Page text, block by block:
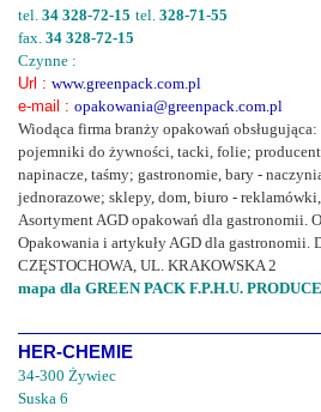
tel. 34 328-72-15 tel. 328-71-55
fax. 34 328-72-15
Czynne :
Url : www.greenpack.com.pl
e-mail : opakowania@greenpack.com.pl
Wiodąca firma branży opakowań
pojemniki do żywności, tacki, folie;
napinacze, taśmy; gastronomie, bary -
jednorazowe; sklepy, dom, biuro -
Asortyment AGD opakowań dla gastronomii.
Opakowania i artykuły AGD dla gastronomii.
CZĘSTOCHOWA, UL. KRAKOWSKA 2
mapa dla GREEN PACK F.P.H.U.
HER-CHEMIE
34-300 Żywiec
Suska 6